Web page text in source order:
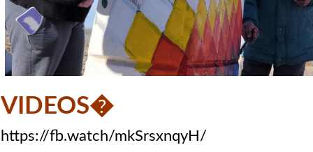
VIDEOS�
https://fb.watch/mkSrsxnqyH/